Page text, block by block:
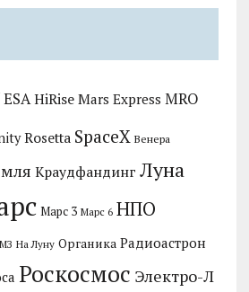
ESA HiRise Mars Express MRO
Rosetta SpaceX Венера
Краудфандинг Луна
Марс 3 Марс 6 НПО
На Луну Органика Радиоастрон
Роскосмос Электро-Л